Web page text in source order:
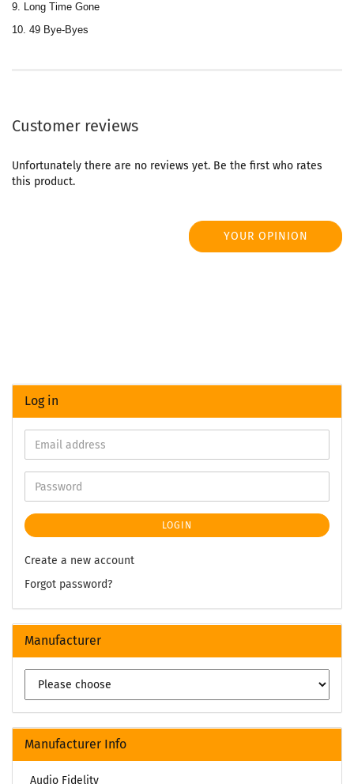
9. Long Time Gone
10. 49 Bye-Byes
Customer reviews
Unfortunately there are no reviews yet. Be the first who rates
this product.
YOUR OPINION
Log in
LOGIN
Create a new account
Forgot password?
Manufacturer
Manufacturer Info
_Audio Fidelity